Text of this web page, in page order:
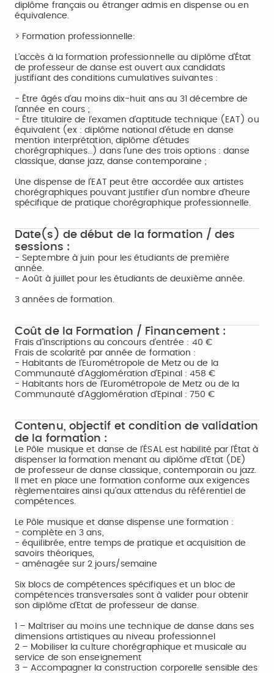
diplôme français ou étranger admis en dispense ou en
équivalence.
> Formation professionnelle:
L’accès à la formation professionnelle au diplôme d’État
de professeur de danse est ouvert aux candidats
justifiant des conditions cumulatives suivantes :
- Être âgés d’au moins dix-huit ans au 31 décembre de
l’année en cours ;
- Être titulaire de l’examen d’aptitude technique (EAT) ou
équivalent (ex : diplôme national d’étude en danse
mention interprétation, diplôme d’études
chorégraphiques…) dans l’une des trois options : danse
classique, danse jazz, danse contemporaine ;
Une dispense de l’EAT peut être accordée aux artistes
chorégraphiques pouvant justifier d'un nombre d'heure
spécifique de pratique chorégraphique professionnelle.
Date(s) de début de la formation / des
sessions :
- Septembre à juin pour les étudiants de première
année.
- Août à juillet pour les étudiants de deuxième année.
3 années de formation.
Coût de la Formation / Financement :
Frais d’inscriptions au concours d’entrée : 40 €
Frais de scolarité par année de formation :
- Habitants de l’Eurométropole de Metz ou de la
Communauté d’Agglomération d’Epinal : 458 €
- Habitants hors de l’Eurométropole de Metz ou de la
Communauté d’Agglomération d’Epinal : 750 €
Contenu, objectif et condition de validation
de la formation :
Le Pôle musique et danse de l’ÉSAL est habilité par l’État à
dispenser la formation menant au diplôme d’Etat (DE)
de professeur de danse classique, contemporain ou jazz.
Il met en place une formation conforme aux exigences
règlementaires ainsi qu’aux attendus du référentiel de
compétences.
Le Pôle musique et danse dispense une formation :
- complète en 3 ans,
- équilibrée, entre temps de pratique et acquisition de
savoirs théoriques,
- aménagée sur 2 jours/semaine
Six blocs de compétences spécifiques et un bloc de
compétences transversales sont à valider pour obtenir
son diplôme d'Etat de professeur de danse.
1 – Maîtriser au moins une technique de danse dans ses
dimensions artistiques au niveau professionnel
2 – Mobiliser la culture chorégraphique et musicale au
service de son enseignement
3 – Accompagner la construction corporelle sensible des